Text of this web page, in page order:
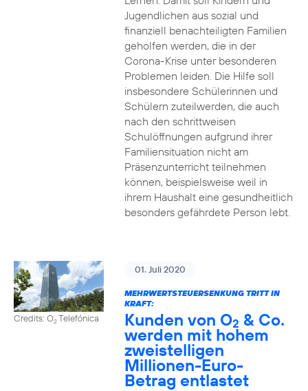
Jugendlichen aus sozial und
finanziell benachteiligten Familien
geholfen werden, die in der
Corona-Krise unter besonderen
Problemen leiden. Die Hilfe soll
insbesondere Schülerinnen und
Schülern zuteilwerden, die auch
nach den schrittweisen
Schulöffnungen aufgrund ihrer
Familiensituation nicht am
Präsenzunterricht teilnehmen
können, beispielsweise weil in
ihrem Haushalt eine gesundheitlich
besonders gefährdete Person lebt.
Credits: O2Telefónica
01. Juli 2020
MEHRWERTSTEUERSENKUNG TRITT IN
KRAFT:
Kunden von O2 & Co.
werden mit hohem
zweistelligen
Millionen-Euro-
Betrag entlastet